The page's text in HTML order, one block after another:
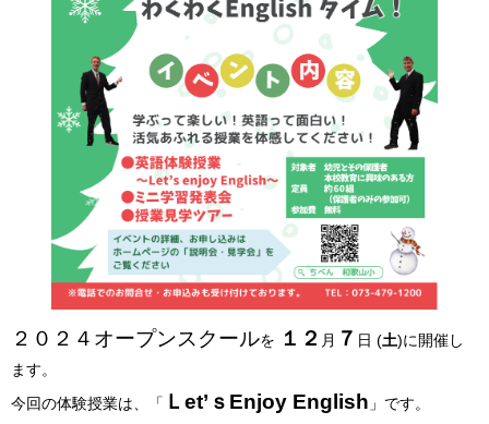
２０２４オープンスクールを １２ 月 ７ 日 (土)に開催し
ます。
今回の体験授業は、「 Ｌet’ｓEnjoy English 」です。